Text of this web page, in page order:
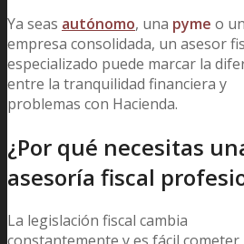
Ya seas autónomo, una pyme o
empresa consolidada, un asesor
especializado puede marcar la
entre la tranquilidad financiera y
problemas con Hacienda.
¿Por qué necesitas
asesoría fiscal
La legislación fiscal cambia
constantemente y es fácil cometer